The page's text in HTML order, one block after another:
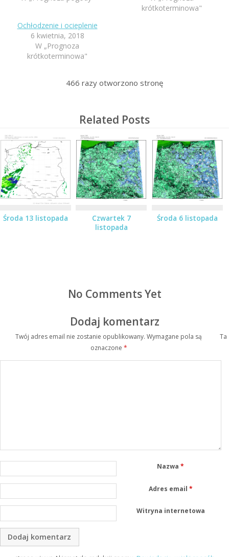
krótkoterminowa"
Ochłodzenie i ocieplenie
6 kwietnia, 2018
W „Prognoza
krótkoterminowa"
466 razy otworzono stronę
Related Posts
Środa 13 listopada
Czwartek 7
listopada
Środa 6 listopada
No Comments Yet
Dodaj komentarz
Twój adres email nie zostanie opublikowany. Wymagane pola są
oznaczone *
Nazwa*
Adres email *
Witryna internetowa
Ta